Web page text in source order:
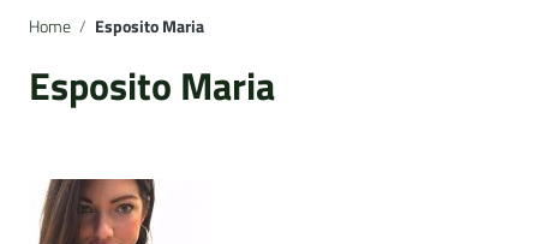
Home / Esposito Maria
Esposito Maria